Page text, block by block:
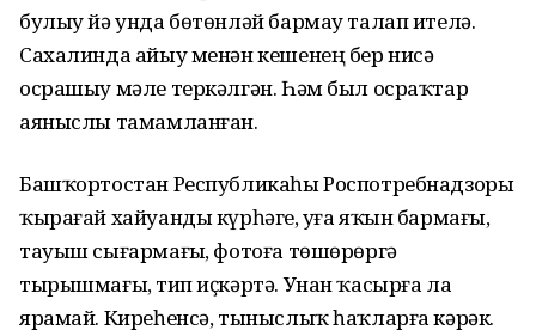
булыу йә унда бөтөнләй бармау талап ителә.
Сахалинда айыу менән кешенең бер нисә
осрашыу мәле теркәлгән. Һәм был осраҡтар
аяныслы тамамланған.
Башҡортостан Республикаһы Роспотребнадзоры
ҡырағай хайуанды күрһәгеҙ, уға яҡын бармағыҙ,
тауыш сығармағыҙ, фотоға төшөрөргә
тырышмағыҙ, тип иҫкәртә. Унан ҡасырға ла
ярамай. Киреһенсә, тыныслыҡ һаҡларға кәрәк.